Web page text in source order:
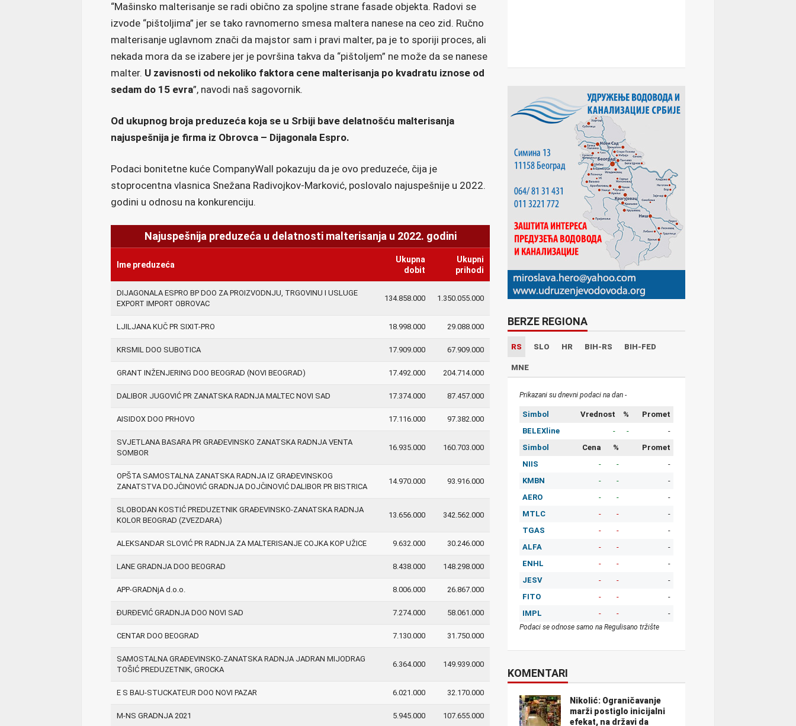
“Mašinsko malterisanje se radi obično za spoljne strane fasade objekta. Radovi se
izvode “pištoljima” jer se tako ravnomerno smesa maltera nanese na ceo zid. Ručno
malterisanje uglavnom znači da majstor sam i pravi malter, pa je to sporiji proces, ali
nekada mora da se izabere jer je površina takva da “pištoljem” ne može da se nanese
malter. U zavisnosti od nekoliko faktora cene malterisanja po kvadratu iznose od
sedam do 15 evra”, navodi naš sagovornik.
Od ukupnog broja preduzeća koja se u Srbiji bave delatnošću malterisanja
najuspešnija je firma iz Obrovca – Dijagonala Espro.
Podaci bonitetne kuće CompanyWall pokazuju da je ovo preduzeće, čija je
stoprocentna vlasnica Snežana Radivojkov-Marković, poslovalo najuspešnije u 2022.
godini u odnosu na konkurenciju.
Najuspešnija preduzeća u delatnosti malterisanja u 2022. godini
Ime preduzeća
Ukupna
dobit
Ukupni
prihodi
DIJAGONALA ESPRO BP DOO ZA PROIZVODNJU, TRGOVINU I USLUGE
EXPORT IMPORT OBROVAC
134.858.000 1.350.055.000
LJILJANA KUČ PR SIXIT-PRO 18.998.000 29.088.000
KRSMIL DOO SUBOTICA 17.909.000 67.909.000
GRANT INŽENJERING DOO BEOGRAD (NOVI BEOGRAD) 17.492.000 204.714.000
DALIBOR JUGOVIĆ PR ZANATSKA RADNJA MALTEC NOVI SAD 17.374.000 87.457.000
AISIDOX DOO PRHOVO 17.116.000 97.382.000
SVJETLANA BASARA PR GRAĐEVINSKO ZANATSKA RADNJA VENTA
SOMBOR
16.935.000 160.703.000
OPŠTA SAMOSTALNA ZANATSKA RADNJA IZ GRAĐEVINSKOG
ZANATSTVA DOJČINOVIĆ GRADNJA DOJČINOVIĆ DALIBOR PR BISTRICA
14.970.000 93.916.000
SLOBODAN KOSTIĆ PREDUZETNIK GRAĐEVINSKO-ZANATSKA RADNJA
KOLOR BEOGRAD (ZVEZDARA)
13.656.000 342.562.000
ALEKSANDAR SLOVIĆ PR RADNJA ZA MALTERISANJE COJKA KOP UŽICE 9.632.000 30.246.000
LANE GRADNJA DOO BEOGRAD 8.438.000 148.298.000
APP-GRADNjA d.o.o. 8.006.000 26.867.000
ĐURĐEVIĆ GRADNJA DOO NOVI SAD 7.274.000 58.061.000
CENTAR DOO BEOGRAD 7.130.000 31.750.000
SAMOSTALNA GRAĐEVINSKO-ZANATSKA RADNJA JADRAN MIJODRAG
TOŠIĆ PREDUZETNIK, GROCKA
6.364.000 149.939.000
E S BAU-STUCKATEUR DOO NOVI PAZAR 6.021.000 32.170.000
M-NS GRADNJA 2021 5.945.000 107.655.000
BERZE REGIONA
RS SLO HR BIH-RS BIH-FED
MNE
Prikazani su dnevni podaci na dan -
Simbol Vrednost %
Promet
BELEXline
- -
-
Simbol
Cena %
Promet
NIIS
- -
-
KMBN
- -
-
AERO
- -
-
MTLC
- -
-
TGAS
- -
-
ALFA
- -
-
ENHL
- -
-
JESV
- -
-
FITO
- -
-
IMPL
- - -
Podaci se odnose samo na Regulisano tržište
KOMENTARI
Nikolić: Ograničavanje
marži postiglo inicijalni
efekat, na državi da